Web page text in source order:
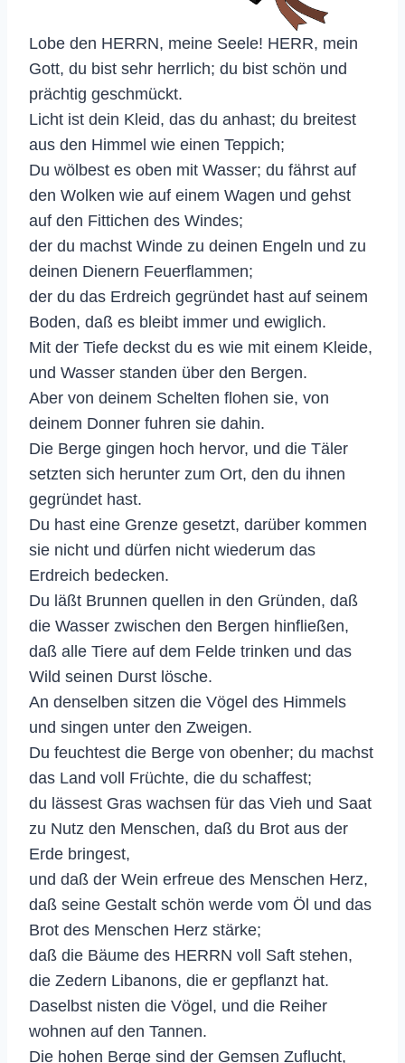
Lobe den HERRN, meine Seele! HERR, mein
Gott, du bist sehr herrlich; du bist schön und
prächtig geschmückt.
Licht ist dein Kleid, das du anhast; du breitest
aus den Himmel wie einen Teppich;
Du wölbest es oben mit Wasser; du fährst auf
den Wolken wie auf einem Wagen und gehst
auf den Fittichen des Windes;
der du machst Winde zu deinen Engeln und zu
deinen Dienern Feuerflammen;
der du das Erdreich gegründet hast auf seinem
Boden, daß es bleibt immer und ewiglich.
Mit der Tiefe deckst du es wie mit einem Kleide,
und Wasser standen über den Bergen.
Aber von deinem Schelten flohen sie, von
deinem Donner fuhren sie dahin.
Die Berge gingen hoch hervor, und die Täler
setzten sich herunter zum Ort, den du ihnen
gegründet hast.
Du hast eine Grenze gesetzt, darüber kommen
sie nicht und dürfen nicht wiederum das
Erdreich bedecken.
Du läßt Brunnen quellen in den Gründen, daß
die Wasser zwischen den Bergen hinfließen,
daß alle Tiere auf dem Felde trinken und das
Wild seinen Durst lösche.
An denselben sitzen die Vögel des Himmels
und singen unter den Zweigen.
Du feuchtest die Berge von obenher; du machst
das Land voll Früchte, die du schaffest;
du lässest Gras wachsen für das Vieh und Saat
zu Nutz den Menschen, daß du Brot aus der
Erde bringest,
und daß der Wein erfreue des Menschen Herz,
daß seine Gestalt schön werde vom Öl und das
Brot des Menschen Herz stärke;
daß die Bäume des HERRN voll Saft stehen,
die Zedern Libanons, die er gepflanzt hat.
Daselbst nisten die Vögel, und die Reiher
wohnen auf den Tannen.
Die hohen Berge sind der Gemsen Zuflucht,